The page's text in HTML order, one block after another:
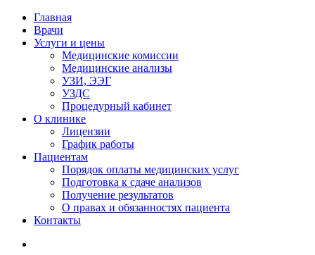
Главная
Врачи
Услуги и цены
Медицинские комиссии
Медицинские анализы
УЗИ, ЭЭГ
УЗДС
Процедурный кабинет
О клинике
Лицензии
График работы
Пациентам
Порядок оплаты медицинских услуг
Подготовка к сдаче анализов
Получение результатов
О правах и обязанностях пациента
Контакты